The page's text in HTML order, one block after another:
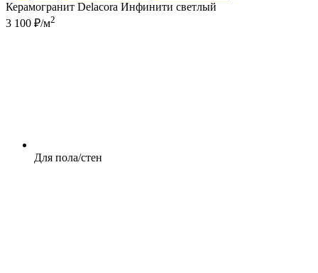
Керамогранит Delacora Инфинити светлый
3 100 ₽/м2
Для пола/стен